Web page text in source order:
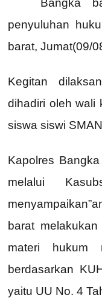
penyuluhan
barat, Jumat(09/
Kegitan
dihadiri oleh wali
siswa siswi
Kapolres
melalui
barat
materi hukum
berdasarkan
yaitu UU No. 4